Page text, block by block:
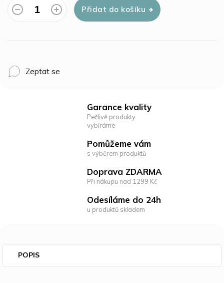
Přidat do košíku
Zeptat se
Garance kvality
Pečlivě produkty
vybíráme
Pomůžeme vám
s výběrem produktů
Doprava ZDARMA
Při nákupu nad 1299 Kč
Odesíláme do 24h
u produktů skladem
POPIS